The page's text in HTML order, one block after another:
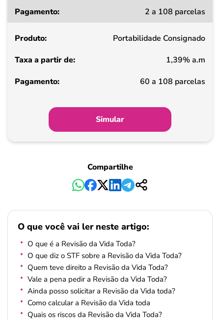
a
de
Pagamento
2 a 108 parcelas
Portabilidade Consignado
1,39% a.m
60 a 108 parcelas
Simular
Compartilhe
O que você vai ler neste artigo:
O que é a Revisão da Vida Toda?
O que diz o STF sobre a Revisão da Vida Toda?
Quem teve direito a Revisão da Vida Toda?
Vale a pena pedir a Revisão da Vida Toda?
Ainda posso solicitar a Revisão da Vida toda?
Como calcular a Revisão da Vida toda
Quais os riscos da Revisão da Vida Toda?